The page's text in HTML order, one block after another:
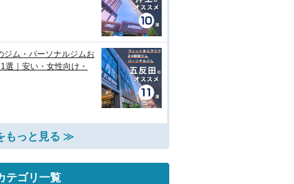
ジム・パーソナルジムお
選｜安い・女性向け・
もっと見る ≫
テゴリ一覧